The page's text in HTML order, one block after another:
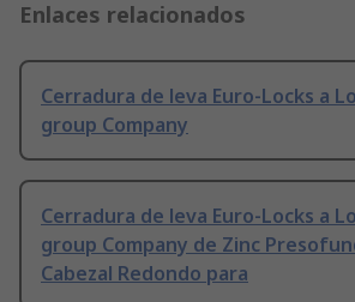
Enlaces relacionados
Cerradura de leva Euro-Locks a
group Company
Cerradura de leva Euro-Locks a
group Company de Zinc
Cabezal Redondo para